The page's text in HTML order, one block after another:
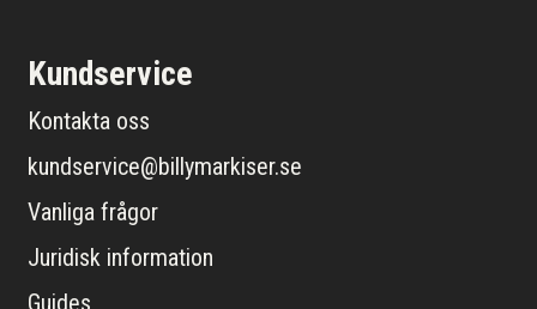
Kundservice
Kontakta oss
kundservice@billymarkiser.se
Vanliga frågor
Juridisk information
Guides